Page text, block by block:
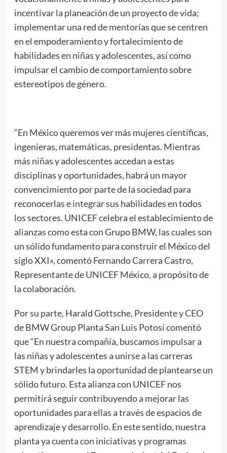
incentivar la planeación de un proyecto de vida;
implementar una red de mentorías que se centren
en el empoderamiento y fortalecimiento de
habilidades en niñas y adolescentes, así como
impulsar el cambio de comportamiento sobre
estereotipos de género.
“En México queremos ver más mujeres científicas,
ingenieras, matemáticas, presidentas. Mientras
más niñas y adolescentes accedan a estas
disciplinas y oportunidades, habrá un mayor
convencimiento por parte de la sociedad para
reconocerlas e integrar sus habilidades en todos
los sectores. UNICEF celebra el establecimiento de
alianzas como esta con Grupo BMW, las cuales son
un sólido fundamento para construir el México del
siglo XXI», comentó Fernando Carrera Castro,
Representante de UNICEF México, a propósito de
la colaboración.
Por su parte, Harald Gottsche, Presidente y CEO
de BMW Group Planta San Luis Potosí comentó
que “En nuestra compañía, buscamos impulsar a
las niñas y adolescentes a unirse a las carreras
STEM y brindarles la oportunidad de plantearse un
sólido futuro. Esta alianza con UNICEF nos
permitirá seguir contribuyendo a mejorar las
oportunidades para ellas a través de espacios de
aprendizaje y desarrollo. En este sentido, nuestra
planta ya cuenta con iniciativas y programas